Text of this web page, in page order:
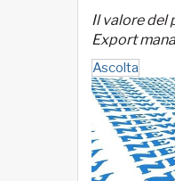
Il valore del
Export
Ascolta